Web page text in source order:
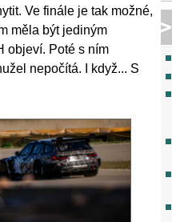
Ve finále je tak možné,
měla být jediným
objeví. Poté s ním
nepočítá. I když... S